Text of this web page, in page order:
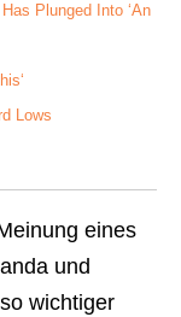
Plunged Into ‘An
Lows
eines
und
wichtiger